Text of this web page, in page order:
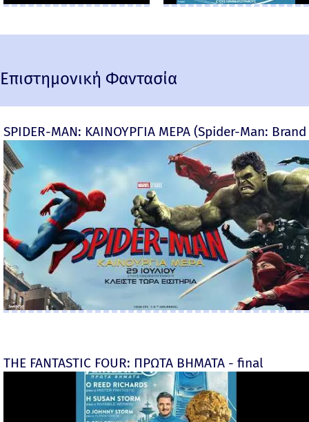
Επιστημονική Φαντασία
SPIDER-MAN: ΚΑΙΝΟΥΡΓΙΑ ΜΕΡΑ (Spider-Man:
THE FANTASTIC FOUR: ΠΡΩΤΑ ΒΗΜΑΤΑ - final